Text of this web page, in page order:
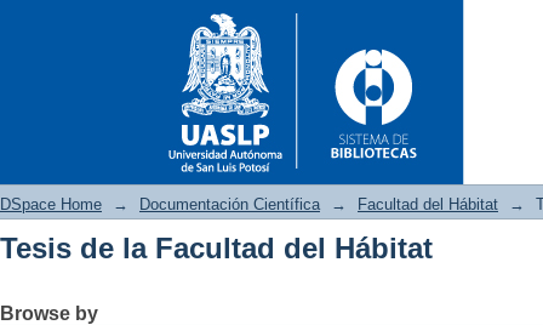
DSpace Home → Documentación Científica → Facultad del Hábitat →
Tesis de la Facultad del Hábitat
Browse by